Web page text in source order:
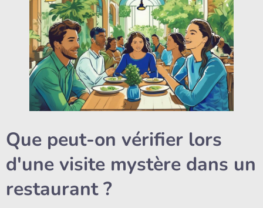
Que peut-on vérifier lors
d'une visite mystère dans un
restaurant ?